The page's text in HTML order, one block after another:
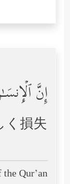
إِنَّ
く損失
Qur’an: